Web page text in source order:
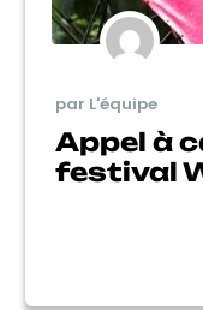
par L'équipe
Appel à
festival